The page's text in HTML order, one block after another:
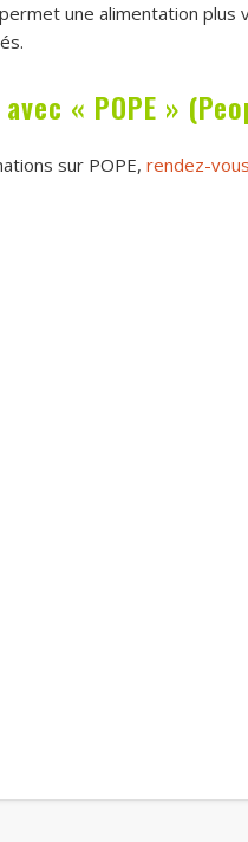
une alimentation plus
« POPE »
sur POPE, rendez-